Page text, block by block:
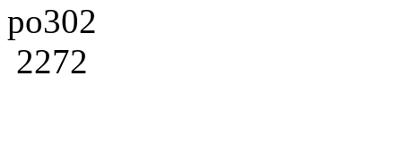
po302
2272